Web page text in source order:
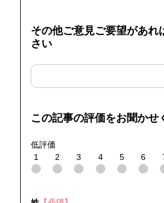
その他ご意見ご要望があれ
さい
この記事の評価をお聞かせ
低評価
1
2 3 4 5 6